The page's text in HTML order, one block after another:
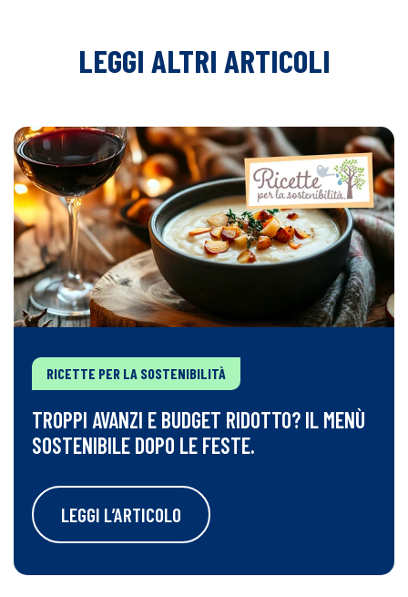
LEGGI ALTRI ARTICOLI
RICETTE PER LA SOSTENIBILITÀ
TROPPI AVANZI E BUDGET RIDOTTO? IL MENÙ
SOSTENIBILE DOPO LE FESTE.
LEGGI L’ARTICOLO